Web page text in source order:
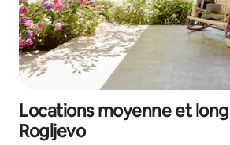
Locations moyenne et
Rogljevo